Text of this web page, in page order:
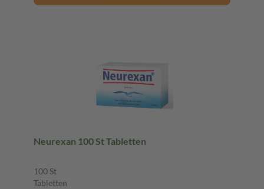
Neurexan 100 St Tabletten
100 St
Tabletten